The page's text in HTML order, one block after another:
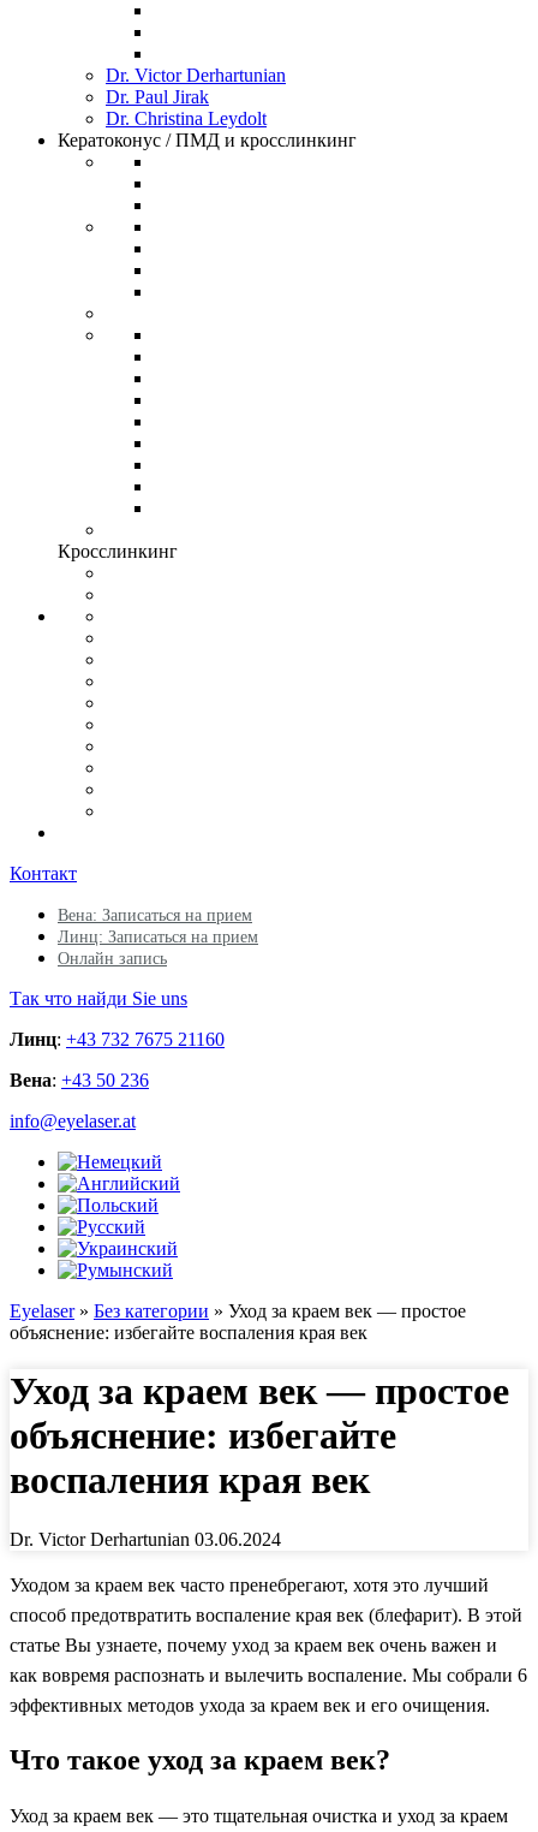
Dr. Victor Derhartunian
Dr. Paul Jirak
Dr. Christina Leydolt
Кератоконус / ПМД и кросслинкинг
Кросслинкинг
Контакт
Вена: Записаться на прием
Линц: Записаться на прием
Онлайн запись
Так что найди Sie uns
Линц: +43 732 7675 21160
Вена: +43 50 236
info@eyelaser.at
Eyelaser» Без категории » Уход за краем век — простое
объяснение: избегайте воспаления края век
Уход за краем век — простое
объяснение: избегайте
воспаления края век
Dr. Victor Derhartunian 03.06.2024
Уходом за краем век часто пренебрегают, хотя это лучший
способ предотвратить воспаление края век (блефарит). В этой
статье Вы узнаете, почему уход за краем век очень важен и
как вовремя распознать и вылечить воспаление. Мы собрали 6
эффективных методов ухода за краем век и его очищения.
Что такое уход за краем век?
Уход за краем век — это тщательная очистка и уход за краем